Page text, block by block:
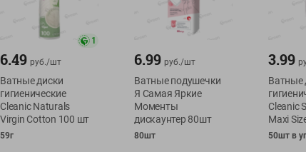
1
6.49 руб./шт
Ватные диски
гигиенические
Cleanic Naturals
Virgin Cotton 100 шт
59г
6.99 руб./шт
Ватные подушечки
Я Самая Яркие
Моменты
дискаунтер 80шт
80шт
3.99
Ватные
Cleanic
Maxi
50шт в